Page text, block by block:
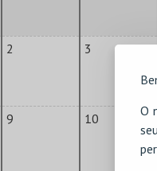
O
2 3
9 10